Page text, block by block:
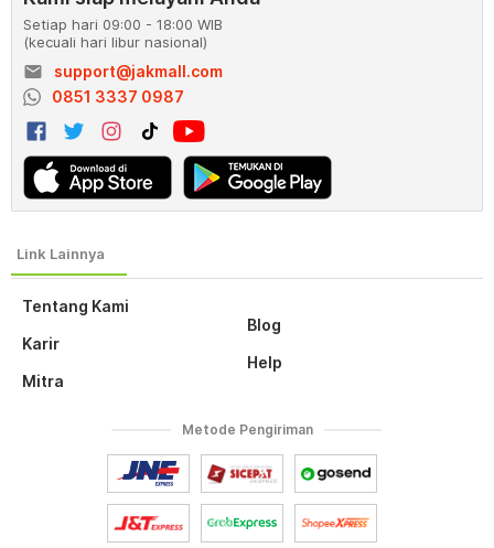
Tentang Kami
Karir
Mitra
Blog
Help
Setiap hari 09:00 - 18:00 WIB
(kecuali hari libur nasional)
email
support@jakmall.com
0851 3337 0987
Metode Pengiriman